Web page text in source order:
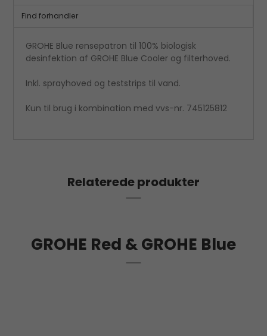
Find forhandler
GROHE Blue rensepatron til 100% biologisk
desinfektion af GROHE Blue Cooler og filterhoved.
Inkl. sprayhoved og teststrips til vand.
Kun til brug i kombination med vvs-nr. 745125812
Relaterede produkter
GROHE Red & GROHE Blue